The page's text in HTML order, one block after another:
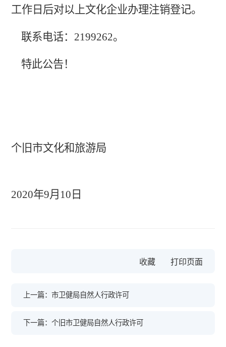
工作日后对以上文化企业办理注销登记。
联系电话： 2199262。
特此公告！
个旧市文化和旅游局
2020年9月 10 日
收藏
上一篇：市卫健局自然人行政许可
下一篇：个旧市卫健局自然人行政许可